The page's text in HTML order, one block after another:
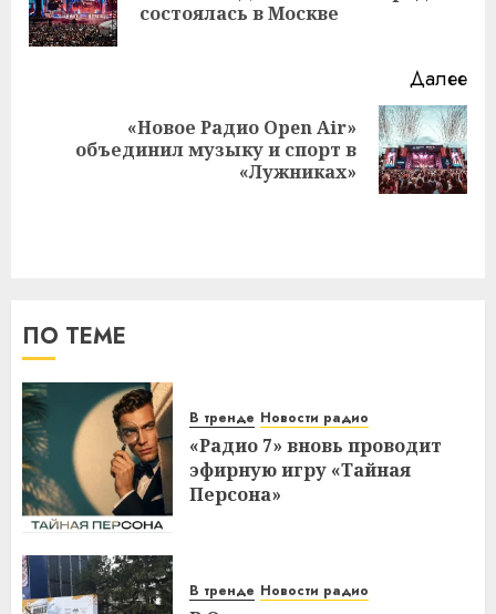
состоялась в Москве
Далее
Следующая
«Новое Радио Open Air»
объединил музыку и спорт в
«Лужниках»
ПО ТЕМЕ
В тренде Новости радио
«Радио 7» вновь проводит
эфирную игру «Тайная
Персона»
В тренде Новости радио